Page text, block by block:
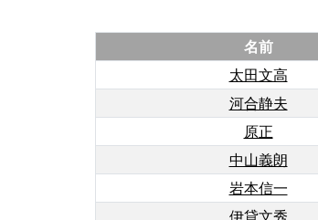
名前
太田文高
河合静夫
原正
中山義朗
岩本信一
伊貸文秀